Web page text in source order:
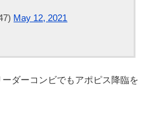
May 12, 2021
ダーコンビでもアポピス降臨を